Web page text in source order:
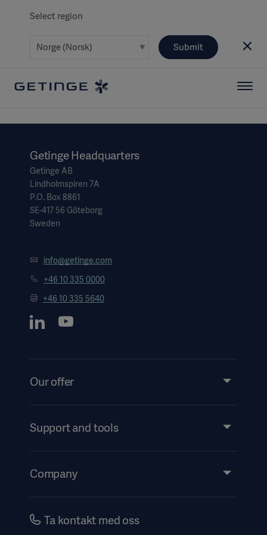
Select region
Submit
Getinge Headquarters
Getinge AB
Lindholmspiren 7A
P.O. Box 8861
SE-417 56 Göteborg
Sweden
info@getinge.com
+46 10 335 0000
+46 10 335 5640
Our offer
Services
Support and tools
Events
Company
CareersTa kontakt med oss